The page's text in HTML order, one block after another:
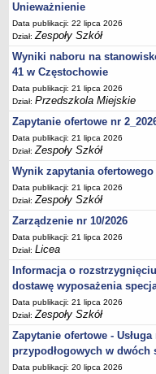
UDOSTĘPNIANIE INFORMACJI
OCHRONA DANYCH OSOBOWYCH
Unieważnienie
Data publikacji: 22 lipca 2026
Dział:Zespoły Szkół
Wyniki naboru na
41 w Częstochowie
Data publikacji: 21 lipca 2026
Dział:Przedszkola Miejskie
Zapytanie ofertowe nr
Data publikacji: 21 lipca 2026
Dział:Zespoły Szkół
Wynik zapytania ofertowego
Data publikacji: 21 lipca 2026
Dział:Zespoły Szkół
Zarządzenie nr 10/2026
Data publikacji: 21 lipca 2026
Dział:Licea
Informacja o
dostawę wyposażenia
Data publikacji: 21 lipca 2026
Dział:Zespoły Szkół
Zapytanie ofertowe -
przypodłogowych w
Data publikacji: 20 lipca 2026